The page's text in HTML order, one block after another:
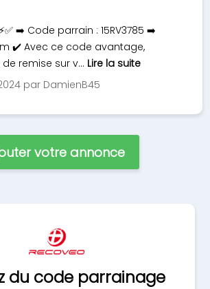
➡️ Code parrain : 15RV3785 ➡️
✔️ Avec ce code avantage,
remise sur v... Lire la suite
par DamienB45
votre annonce
du code parrainage